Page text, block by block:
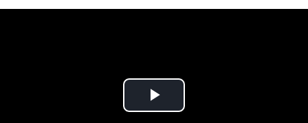
Play Video